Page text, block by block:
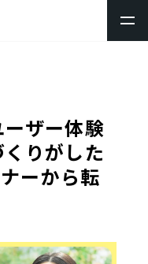
ザー体験
りがした
ーから転